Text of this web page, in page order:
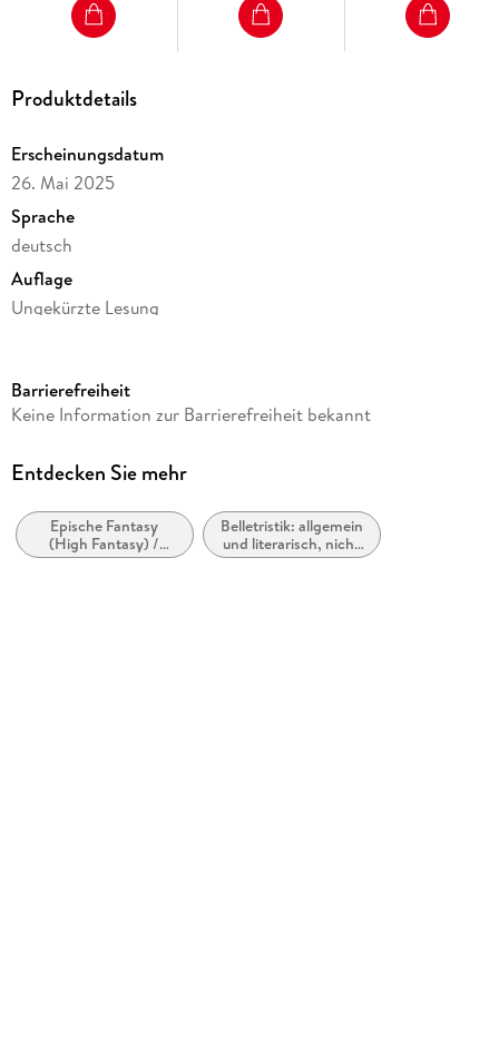
Produktdetails
Erscheinungsdatum
26. Mai 2025
Sprache
deutsch
Auflage
Ungekürzte Lesung
Dateigröße
Laufzeit
Reihe
Die Sturmlicht-Chroniken, 11
Barrierefreiheit
Keine Information zur Barrierefreiheit bekannt
Entdecken Sie mehr
Epische Fantasy
(High Fantasy) /
Heroische Fantasy
Belletristik: allgemein
und literarisch, nicht
nach Genre